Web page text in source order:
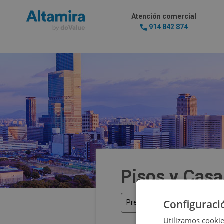
Atención comercial
914 842 874
Pisos y
Precio
Utilizamos